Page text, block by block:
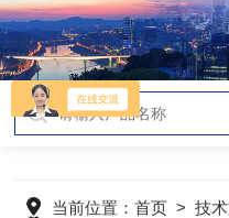
当前位置：首页 >技